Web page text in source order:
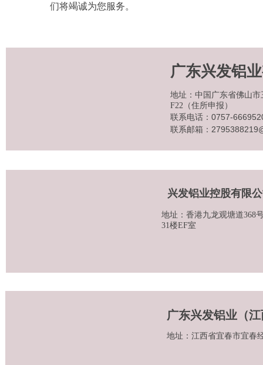
们将竭诚为您服务。
广东兴发铝
地址：中国广东省佛山
F22（住所申报）
联系电话：0757-
联系邮箱：
兴发铝业控股有限
地址：香港九龙观塘道368
31楼EF室
广东兴发铝业（
地址：江西省宜春市宜春